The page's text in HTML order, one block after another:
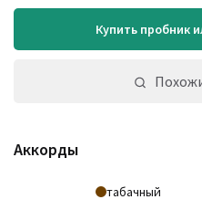
Купить пробник
Аккорды
табачный